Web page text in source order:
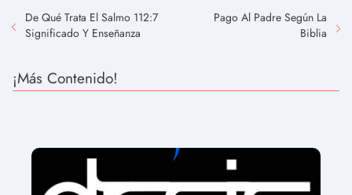
De Qué Trata El Salmo 112:7
Significado Y Enseñanza
Pago Al Padre Según La
Biblia
¡Más Contenido!